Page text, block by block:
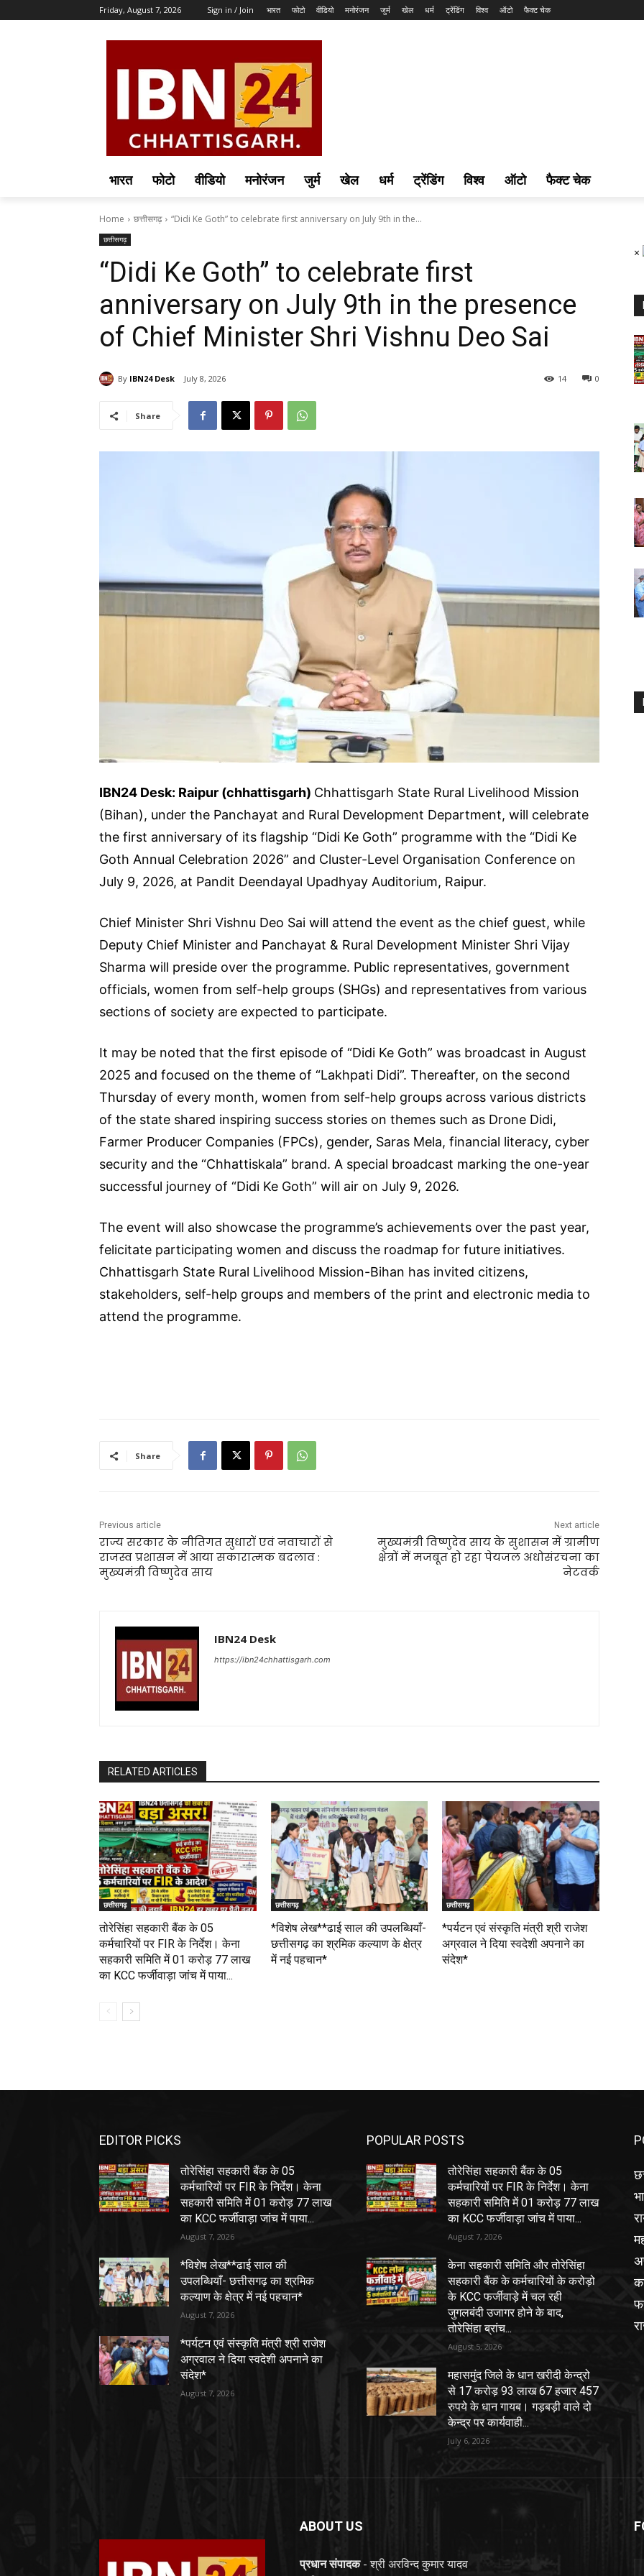
Friday, August 7, 2026 Sign in / Join भारत फोटो वीडियो मनोरंजन जुर्म खेल धर्म ट्रेंडिंग विश्व ऑटो फैक्ट चेक
भारत फोटो वीडियो मनोरंजन जुर्म खेल धर्म ट्रेंडिंग विश्व ऑटो फैक्ट चेक
Home छत्तीसगढ़ “Didi Ke Goth” to celebrate first anniversary on July 9th in the...
छत्तीसगढ़
“Didi Ke Goth” to celebrate first
anniversary on July 9th in the presence
of Chief Minister Shri Vishnu Deo Sai
By IBN24 Desk July 8, 2026 0
14
Share
IBN24 Desk: Raipur (chhattisgarh) Chhattisgarh State Rural Livelihood Mission
(Bihan), under the Panchayat and Rural Development Department, will celebrate
the first anniversary of its flagship “Didi Ke Goth” programme with the “Didi Ke
Goth Annual Celebration 2026” and Cluster-Level Organisation Conference on
July 9, 2026, at Pandit Deendayal Upadhyay Auditorium, Raipur.
Chief Minister Shri Vishnu Deo Sai will attend the event as the chief guest, while
Deputy Chief Minister and Panchayat & Rural Development Minister Shri Vijay
Sharma will preside over the programme. Public representatives, government
officials, women from self-help groups (SHGs) and representatives from various
sections of society are expected to participate.
It may be noted that the first episode of “Didi Ke Goth” was broadcast in August
2025 and focused on the theme of “Lakhpati Didi”. Thereafter, on the second
Thursday of every month, women from self-help groups across various districts
of the state shared inspiring success stories on themes such as Drone Didi,
Farmer Producer Companies (FPCs), gender, Saras Mela, financial literacy, cyber
security and the “Chhattiskala” brand. A special broadcast marking the one-year
successful journey of “Didi Ke Goth” will air on July 9, 2026.
The event will also showcase the programme’s achievements over the past year,
felicitate participating women and discuss the roadmap for future initiatives.
Chhattisgarh State Rural Livelihood Mission-Bihan has invited citizens,
stakeholders, self-help groups and members of the print and electronic media to
attend the programme.
Share
Previous article
राज्य सरकार के नीतिगत सुधारों एवं नवाचारों से
राजस्व प्रशासन में आया सकारात्मक बदलाव :
मुख्यमंत्री विष्णुदेव साय
Next article
मुख्यमंत्री विष्णुदेव साय के सुशासन में ग्रामीण
क्षेत्रों में मजबूत हो रहा पेयजल अधोसंरचना का
नेटवर्क
IBN24 Desk
https://ibn24chhattisgarh.com
RELATED ARTICLES
छत्तीसगढ़
तोरेसिंहा सहकारी बैंक के 05
कर्मचारियों पर FIR के निर्देश। केना
सहकारी समिति में 01 करोड़ 77 लाख
का KCC फर्जीवाड़ा जांच में पाया...
छत्तीसगढ़
*विशेष लेख**ढाई साल की उपलब्धियाँ-
छत्तीसगढ़ का श्रमिक कल्याण के क्षेत्र
में नई पहचान*
छत्तीसगढ़
*पर्यटन एवं संस्कृति मंत्री श्री राजेश
अग्रवाल ने दिया स्वदेशी अपनाने का
संदेश*
×
EDITOR PICKS
तोरेसिंहा सहकारी बैंक के 05
कर्मचारियों पर FIR के निर्देश। केना
सहकारी समिति में 01 करोड़ 77 लाख
का KCC फर्जीवाड़ा जांच में पाया...
August 7, 2026
*विशेष लेख**ढाई साल की
उपलब्धियाँ- छत्तीसगढ़ का श्रमिक
कल्याण के क्षेत्र में नई पहचान*
August 7, 2026
*पर्यटन एवं संस्कृति मंत्री श्री राजेश
अग्रवाल ने दिया स्वदेशी अपनाने का
संदेश*
August 7, 2026
POPULAR POSTS
तोरेसिंहा सहकारी बैंक के 05
कर्मचारियों पर FIR के निर्देश। केना
सहकारी समिति में 01 करोड़ 77 लाख
का KCC फर्जीवाड़ा जांच में पाया...
August 7, 2026
केना सहकारी समिति और तोरेसिंहा
सहकारी बैंक के कर्मचारियों के करोड़ो
के KCC फर्जीवाड़े में चल रही
जुगलबंदी उजागर होने के बाद,
तोरेसिंहा ब्रांच...
August 5, 2026
महासमुंद जिले के धान खरीदी केन्द्रो
से 17 करोड़ 93 लाख 67 हजार 457
रुपये के धान गायब। गड़बड़ी वाले दो
केन्द्र पर कार्यवाही...
July 6, 2026
ABOUT US
प्रधान संपादक- श्री अरविन्द कुमार यादव